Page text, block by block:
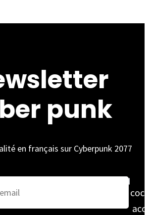
punk
en français sur Cyberpunk 2077